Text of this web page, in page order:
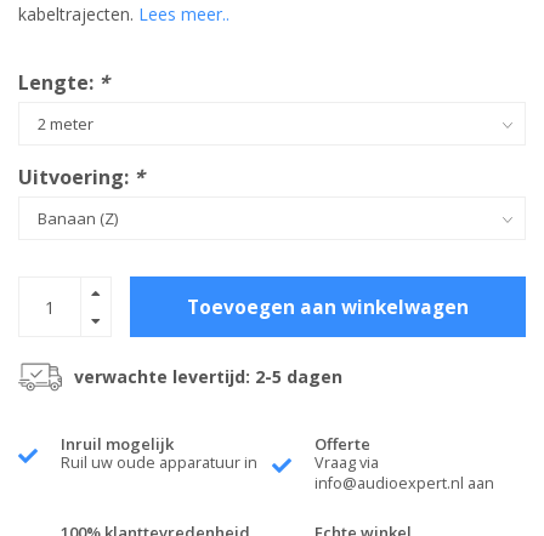
kabeltrajecten. Lees meer..
Lengte: *
Uitvoering: *
Toevoegen aan winkelwagen
verwachte levertijd: 2-5 dagen
Inruil mogelijk
Ruil uw oude apparatuur in
Offerte
Vraag via
info@audioexpert.nl aan